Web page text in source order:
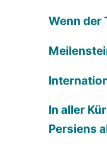
Wenn der
In aller
Persiens